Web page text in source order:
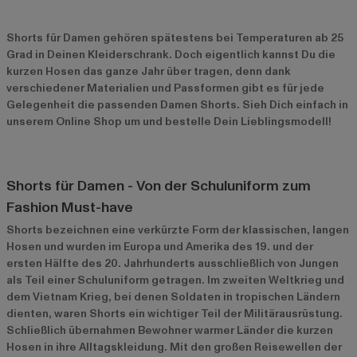
Shorts für Damen gehören spätestens bei Temperaturen ab 25
Grad in Deinen Kleiderschrank. Doch eigentlich kannst Du die
kurzen Hosen das ganze Jahr über tragen, denn dank
verschiedener Materialien und Passformen gibt es für jede
Gelegenheit die passenden Damen Shorts. Sieh Dich einfach in
unserem Online Shop um und bestelle Dein Lieblingsmodell!
Shorts für Damen - Von der Schuluniform zum
Fashion Must-have
Shorts bezeichnen eine verkürzte Form der klassischen, langen
Hosen und wurden im Europa und Amerika des 19. und der
ersten Hälfte des 20. Jahrhunderts ausschließlich von Jungen
als Teil einer Schuluniform getragen. Im zweiten Weltkrieg und
dem Vietnam Krieg, bei denen Soldaten in tropischen Ländern
dienten, waren Shorts ein wichtiger Teil der Militärausrüstung.
Schließlich übernahmen Bewohner warmer Länder die kurzen
Hosen in ihre Alltagskleidung. Mit den großen Reisewellen der